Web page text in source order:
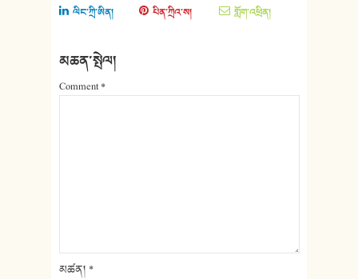
ལིང་ཀྲི་ཨིན།
པིན་ཀྲིའ་ས། གློག་འཕྲིན།
མཆན་སྤེལ།
Comment*
མཚན། *